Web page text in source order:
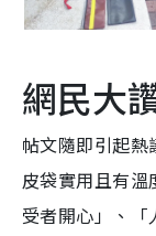
網民大
帖文隨即引起
皮袋實用且有溫
受者開心」、